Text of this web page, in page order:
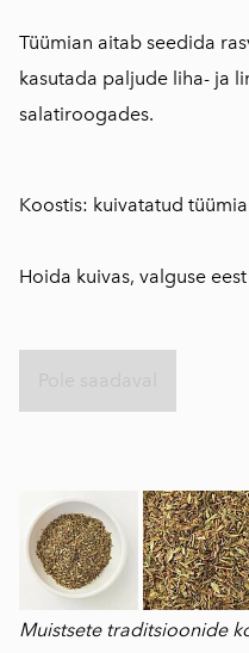
Muistsete traditsioonide
Tüümian aitab seedida
kasutada paljude liha- ja
salatiroogades.
Koostis: kuivatatud
Hoida kuivas, valguse